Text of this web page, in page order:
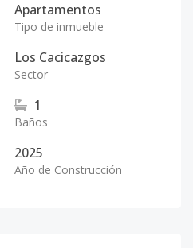
Apartamentos
Tipo de inmueble
Los Cacicazgos
Sector
1
Baños
2025
Año de Construcción